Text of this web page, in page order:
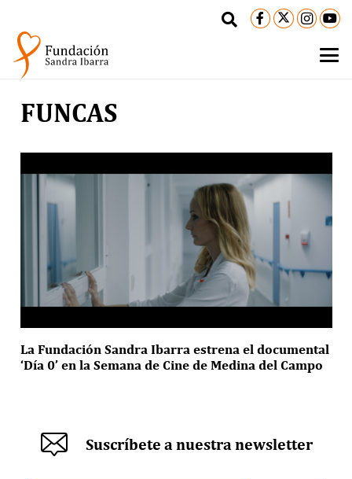
FUNCAS
La Fundación Sandra Ibarra estrena el documental
‘Día 0’ en la Semana de Cine de Medina del Campo
Suscríbete a nuestra newsletter